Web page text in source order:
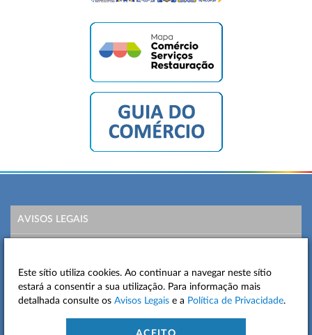
AVISOS LEGAIS
MAPA DO SITE
CONTACTOS
Este sítio utiliza cookies. Ao continuar a navegar neste sítio
estará a consentir a sua utilização. Para informação mais
detalhada consulte os Avisos Legais e a Política de Privacidade.